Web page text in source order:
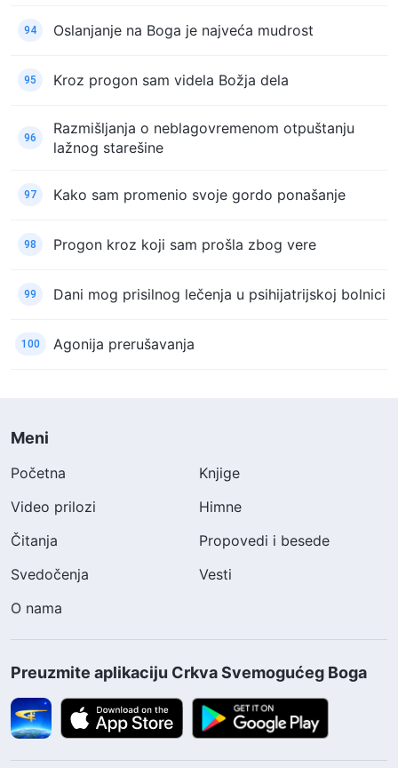
94 Oslanjanje na Boga je najveća mudrost
95 Kroz progon sam videla Božja dela
96
Razmišljanja o neblagovremenom otpuštanju
lažnog starešine
97 Kako sam promenio svoje gordo ponašanje
98 Progon kroz koji sam prošla zbog vere
99 Dani mog prisilnog lečenja u psihijatrijskoj bolnici
100 Agonija prerušavanja
Meni
Početna
Knjige
Video prilozi
Himne
Čitanja
Propovedi i besede
Svedočenja
Vesti
O nama
Preuzmite aplikaciju Crkva Svemogućeg Boga